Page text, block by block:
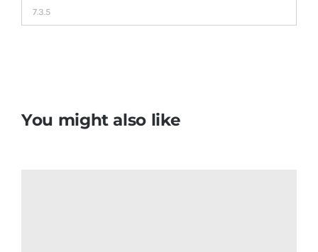
You might also like